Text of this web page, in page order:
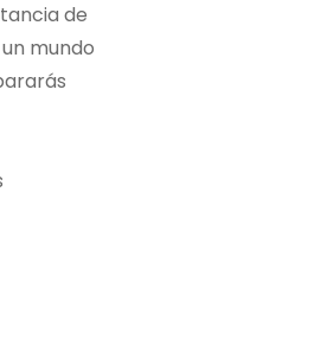
de
mundo